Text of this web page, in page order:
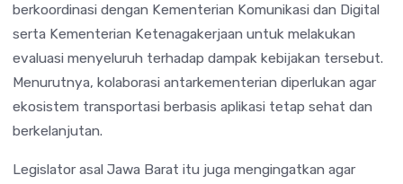
berkoordinasi dengan Kementerian Komunikasi dan Digital
serta Kementerian Ketenagakerjaan untuk melakukan
evaluasi menyeluruh terhadap dampak kebijakan tersebut.
Menurutnya, kolaborasi antarkementerian diperlukan agar
ekosistem transportasi berbasis aplikasi tetap sehat dan
berkelanjutan.
Legislator asal Jawa Barat itu juga mengingatkan agar